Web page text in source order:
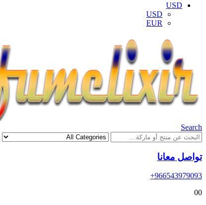
USD
USD
EUR
Search
تواصل معانا
966543979093+
00